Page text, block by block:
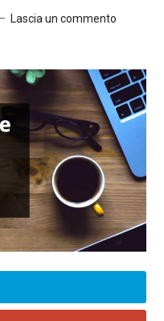
Lascia un commento